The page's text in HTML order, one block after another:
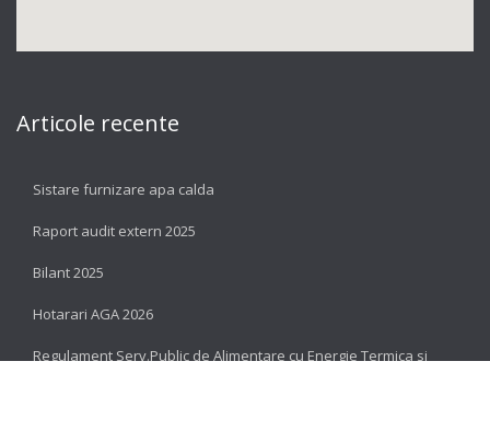
Articole recente
Sistare furnizare apa calda
Raport audit extern 2025
Bilant 2025
Hotarari AGA 2026
Regulament Serv.Public de Alimentare cu Energie Termica si